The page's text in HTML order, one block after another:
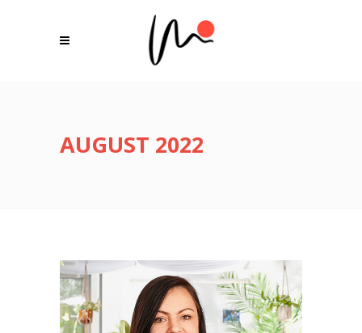
AUGUST 2022